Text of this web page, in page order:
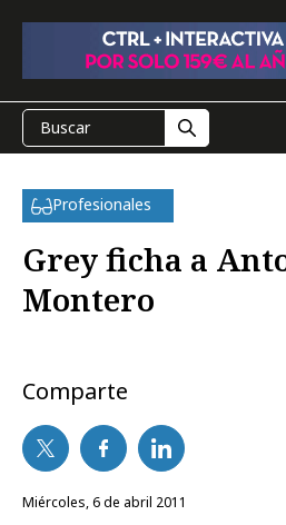
Profesionales
Grey ficha a
Montero
Comparte
miércoles, 6 de abril 2011